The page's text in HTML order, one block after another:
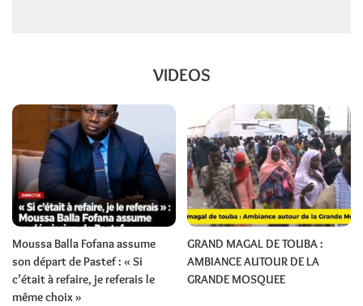
VIDEOS
Moussa Balla Fofana assume
son départ de Pastef : « Si
c’était à refaire, je referais le
même choix »
GRAND MAGAL DE TOUBA :
AMBIANCE AUTOUR DE LA
GRANDE MOSQUEE